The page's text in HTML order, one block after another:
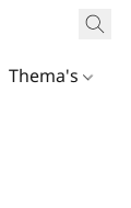
Thema's